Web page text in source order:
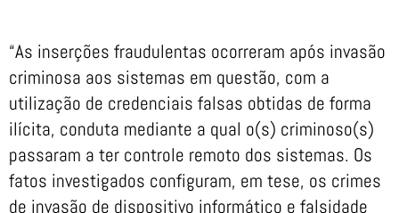
“As inserções fraudulentas ocorreram após invasão
criminosa aos sistemas em questão, com a
utilização de credenciais falsas obtidas de forma
ilícita, conduta mediante a qual o(s) criminoso(s)
passaram a ter controle remoto dos sistemas. Os
fatos investigados configuram, em tese, os crimes
de invasão de dispositivo informático e falsidade